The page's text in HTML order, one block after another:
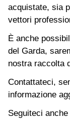
acquistate, sia
vettori
È anche
del Garda,
nostra raccolta
Contattateci,
informazione
Seguiteci